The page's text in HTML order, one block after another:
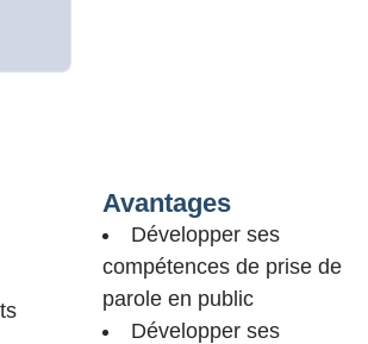
Avantages
Développer ses
compétences de prise de
parole en public
Développer ses